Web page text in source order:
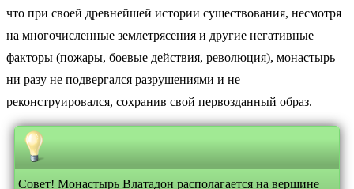
что при своей древнейшей истории существования, несмотря
на многочисленные землетрясения и другие негативные
факторы (пожары, боевые действия, революция), монастырь
ни разу не подвергался разрушениями и не
реконструировался, сохранив свой первозданный образ.
Совет! Монастырь Влатадон располагается на вершине